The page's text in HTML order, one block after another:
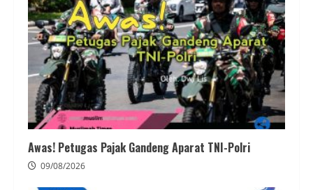
Awas! Petugas Pajak Gandeng Aparat TNI-Polri
09/08/2026